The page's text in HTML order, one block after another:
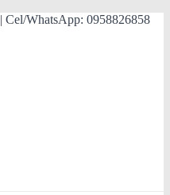
| Cel/WhatsApp: 0958826858